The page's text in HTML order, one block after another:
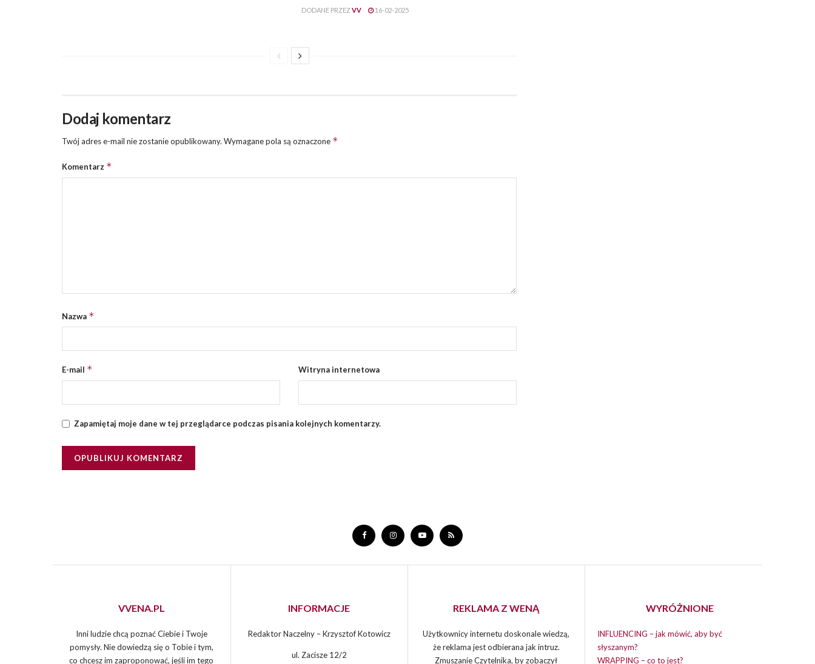
DODANE PRZEZVV 16-02-2025
Dodaj komentarz
Twój adres e-mail nie zostanie opublikowany. Wymagane pola są oznaczone *
Komentarz *
Nazwa *
E-mail * Witryna internetowa
Zapamiętaj moje dane w tej przeglądarce podczas pisania kolejnych komentarzy.
VVENA.PL
Inni ludzie chcą poznać Ciebie i Twoje
pomysły. Nie dowiedzą się o Tobie i tym,
co chcesz im zaproponować, jeśli im tego
INFORMACJE
Redaktor Naczelny – Krzysztof Kotowicz
ul. Zacisze 12/2
REKLAMA Z WENĄ
Użytkownicy internetu doskonale wiedzą,
że reklama jest odbierana jak intruz.
Zmuszanie Czytelnika, by zobaczył
WYRÓŻNIONE
INFLUENCING – jak mówić, aby być
słyszanym?
WRAPPING – co to jest?